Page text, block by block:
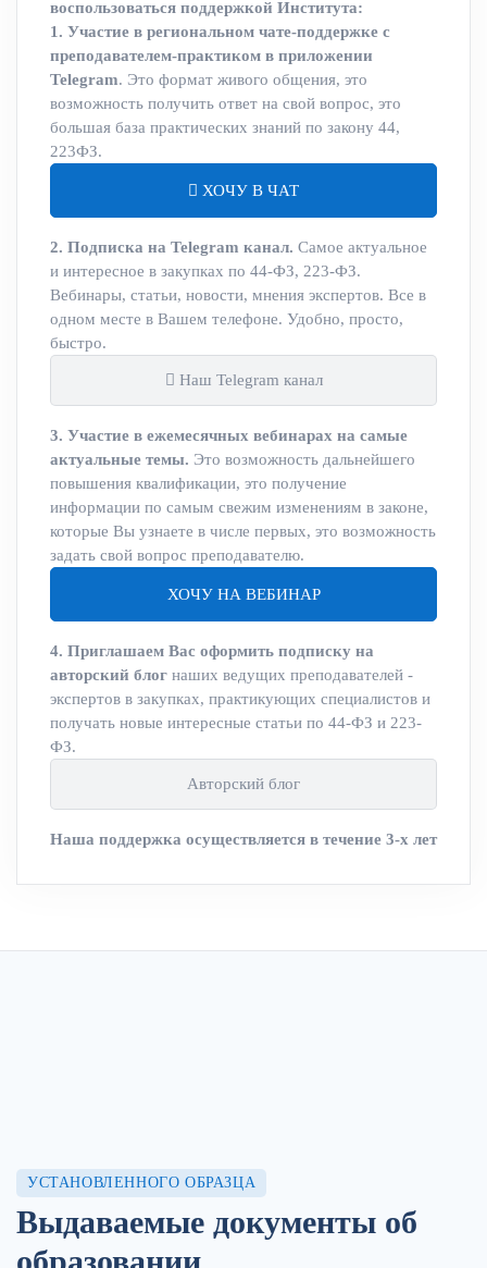
воспользоваться поддержкой Института:
1. Участие в региональном чате-поддержке с
преподавателем-практиком в приложении
Telegram. Это формат живого общения, это
возможность получить ответ на свой вопрос, это
большая база практических знаний по закону 44,
223ФЗ.
ХОЧУ В ЧАТ
2. Подписка на Telegram канал. Самое актуальное
и интересное в закупках по 44-ФЗ, 223-ФЗ.
Вебинары, статьи, новости, мнения экспертов. Все в
одном месте в Вашем телефоне. Удобно, просто,
быстро.
Наш Telegram канал
3. Участие в ежемесячных вебинарах на самые
актуальные темы. Это возможность дальнейшего
повышения квалификации, это получение
информации по самым свежим изменениям в законе,
которые Вы узнаете в числе первых, это возможность
задать свой вопрос преподавателю.
ХОЧУ НА ВЕБИНАР
4. Приглашаем Вас оформить подписку на
авторский блог наших ведущих преподавателей -
экспертов в закупках, практикующих специалистов и
получать новые интересные статьи по 44-ФЗ и 223-
ФЗ.
Авторский блог
Наша поддержка осуществляется в течение 3-х лет
УСТАНОВЛЕННОГО ОБРАЗЦА
Выдаваемые документы об
образовании